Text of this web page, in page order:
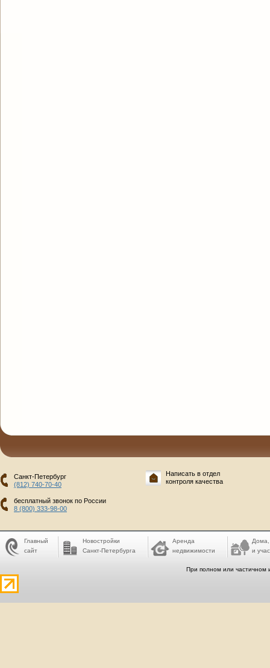
Санкт-Петербург
(812) 740-70-40
бесплатный звонок по России
8 (800) 333-98-00
Написать в отдел
контроля качества
Главный
сайт
Новостройки
Санкт-Петербурга
Аренда
недвижимости
Дома,
и
При полном или частичном